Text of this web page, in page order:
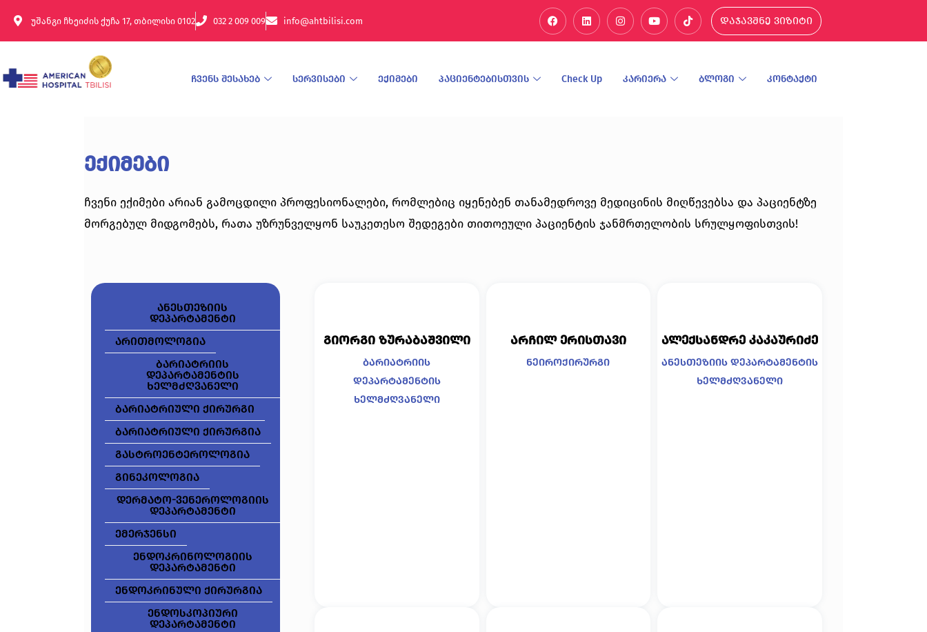
უშანგი ჩხეიძის ქუჩა 17, თბილისი 0102 032 2 009 009 info@ahtbilisi.com დაჯავშნე ვიზიტი
ჩვენს შესახებ სერვისები ექიმები პაციენტებისთვის Check Up კარიერა ბლოგი კონტაქტი
ექიმები
ჩვენი ექიმები არიან გამოცდილი პროფესიონალები, რომლებიც იყენებენ თანამედროვე მედიცინის მიღწევებსა და პაციენტზე
მორგებულ მიდგომებს, რათა უზრუნველყონ საუკეთესო შედეგები თითოეული პაციენტის ჯანმრთელობის სრულყოფისთვის!
ანესთეზიის
დეპარტამენტი
არითმოლოგია
ბარიატრიის
დეპარტამენტის
ხელმძღვანელი
ბარიატრიული ქირურგი
ბარიატრიული ქირურგია
გასტროენტეროლოგია
გინეკოლოგია
დერმატო-ვენეროლოგიის
დეპარტამენტი
ემერჯენსი
ენდოკრინოლოგიის
დეპარტამენტი
ენდოკრინული ქირურგია
ენდოსკოპიური
დეპარტამენტი
გიორგი ზურაბაშვილი
ბარიატრიის
დეპარტამენტის
ხელმძღვანელი
არჩილ ერისთავი
ნეიროქირურგი
ალექსანდრე კაკაურიძე
ანესთეზიის დეპარტამენტის
ხელმძღვანელი